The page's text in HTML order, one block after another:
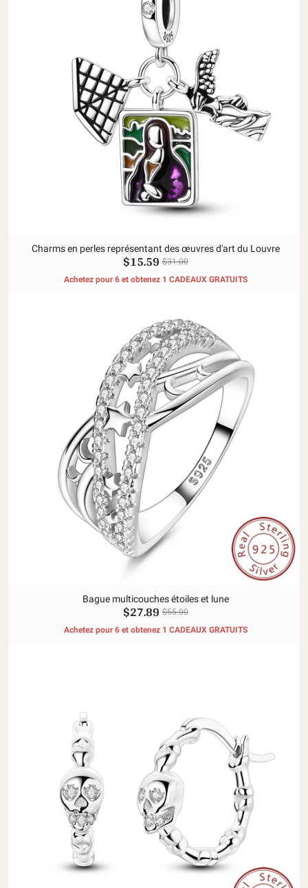
Charms en perles représentant des œuvres d'art du Louvre
$15.59 $31.00
Achetez pour 6 et obtenez 1 CADEAUX GRATUITS
Bague multicouches étoiles et lune
$27.89 $55.00
Achetez pour 6 et obtenez 1 CADEAUX GRATUITS